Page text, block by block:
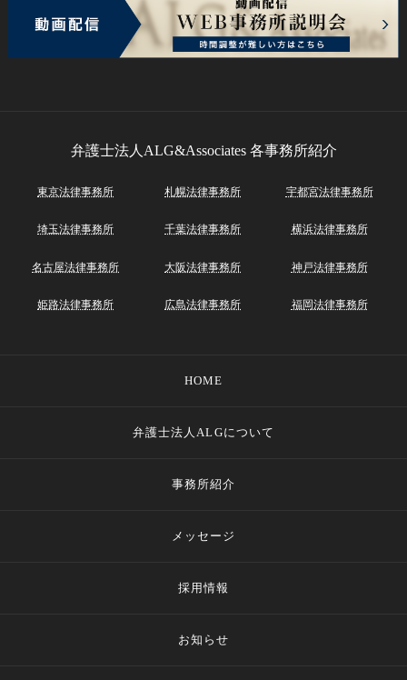
弁護士法人ALG&Associates 各事務所紹介
東京法律事務所 札幌法律事務所 宇都宮法律事務所
埼玉法律事務所 千葉法律事務所 横浜法律事務所
名古屋法律事務所 大阪法律事務所 神戸法律事務所
姫路法律事務所 広島法律事務所 福岡法律事務所
HOME
弁護士法人ALGについて
事務所紹介
メッセージ
採用情報
お知らせ